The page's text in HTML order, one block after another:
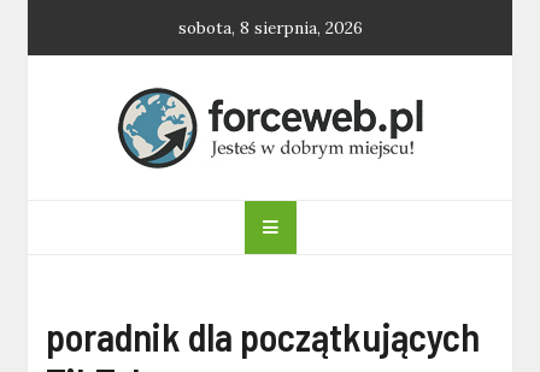
sobota, 8 sierpnia, 2026
forceweb.pl
poradnik dla początkujących